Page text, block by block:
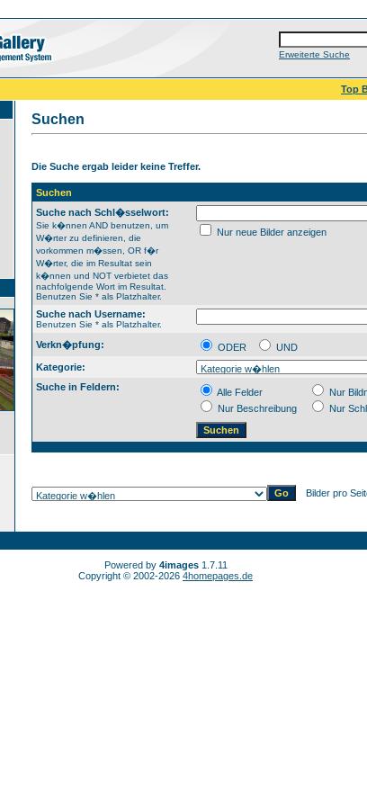
Erweiterte Suche
Top
Suchen
Die Suche ergab leider keine Treffer.
Suchen
Suche nach Schl�sselwort:
Sie k�nnen AND benutzen, um
W�rter zu definieren, die
vorkommen m�ssen, OR f�r
W�rter, die im Resultat sein
k�nnen und NOT verbietet das
nachfolgende Wort im Resultat.
Benutzen Sie * als Platzhalter.
Nur neue Bilder anzeigen
Suche nach Username:
Benutzen Sie * als Platzhalter.
Verkn�pfung: ODER
UND
Kategorie:
Suche in Feldern:
Alle Felder
Nur
Nur Beschreibung
Nur
Bilder pro
Powered by 4images1.7.11
Copyright © 2002-2026 4homepages.de